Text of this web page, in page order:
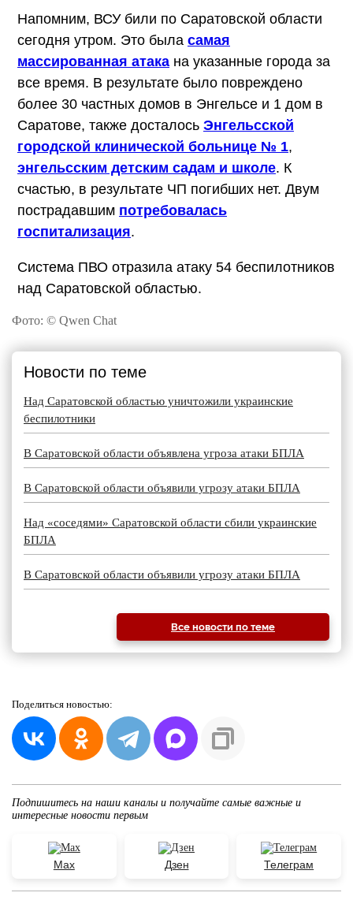
Напомним, ВСУ били по Саратовской области
сегодня утром. Это была самая
массированная атака на указанные города за
все время. В результате было повреждено
более 30 частных домов в Энгельсе и 1 дом в
Саратове, также досталось Энгельсской
городской клинической больнице № 1,
энгельсским детским садам и школе. К
счастью, в результате ЧП погибших нет. Двум
пострадавшим потребовалась
госпитализация.
Система ПВО отразила атаку 54 беспилотников
над Саратовской областью.
Фото: © Qwen Chat
Новости по теме
Над Саратовской областью уничтожили украинские
беспилотники
В Саратовской области объявлена угроза атаки БПЛА
В Саратовской области объявили угрозу атаки БПЛА
Над «соседями» Саратовской области сбили украинские
БПЛА
В Саратовской области объявили угрозу атаки БПЛА
Все новости по теме
Поделиться новостью:
Подпишитесь на наши каналы и получайте самые важные и
интересные новости первым
Max Дзен Телеграм